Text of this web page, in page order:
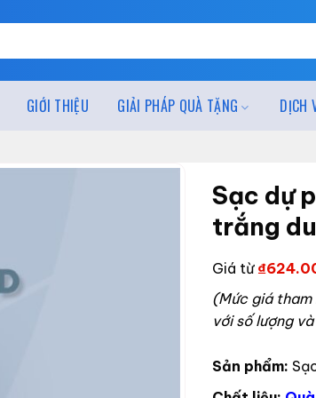
GIỚI THIỆU GIẢI PHÁP QUÀ TẶNG DỊCH
Sạc dự
trắng
Giá từ ₫
(Mức giá tham
với số lượng
Sản phẩm: